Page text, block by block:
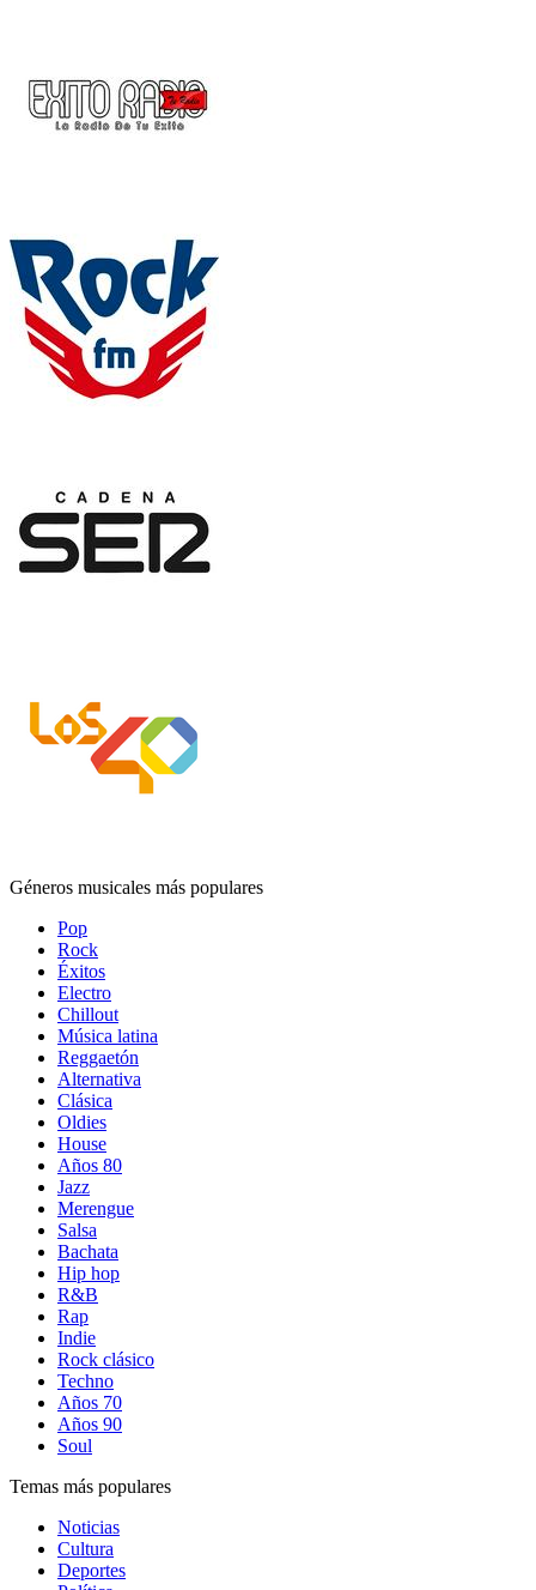
Géneros musicales más populares
Pop
Rock
Éxitos
Electro
Chillout
Música latina
Reggaetón
Alternativa
Clásica
Oldies
House
Años 80
Jazz
Merengue
Salsa
Bachata
Hip hop
R&B
Rap
Indie
Rock clásico
Techno
Años 70
Años 90
Soul
Temas más populares
Noticias
Cultura
Deportes